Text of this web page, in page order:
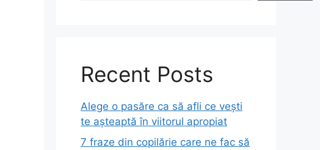
Recent Posts
Alege o pasăre ca să afli ce vești
te așteaptă în viitorul apropiat
7 fraze din copilărie care ne fac să